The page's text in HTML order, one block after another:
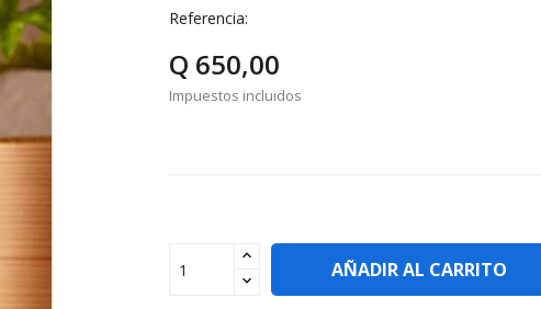
Referencia:
Q 650,00
Impuestos incluidos
AÑADIR AL CARRITO